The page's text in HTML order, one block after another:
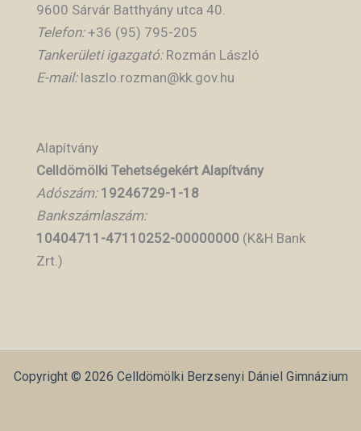
9600 Sárvár Batthyány utca 40.
Telefon:+36 (95) 795-205
Tankerületi igazgató:Rozmán László
E-mail:laszlo.rozman@kk.gov.hu
Alapítvány
Celldömölki Tehetségekért Alapítvány
Adószám: 19246729-1-18
Bankszámlaszám:
10404711-47110252-00000000 (K&H Bank
Zrt.)
Copyright © 2026 Celldömölki Berzsenyi Dániel Gimnázium